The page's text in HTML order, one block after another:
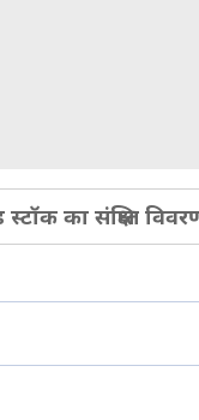
का संक्षिप्त